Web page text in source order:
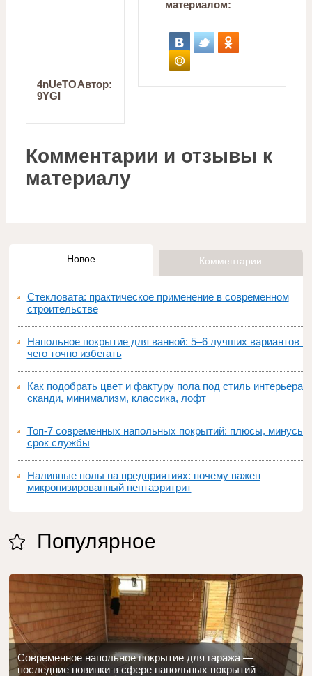
Автор:
4nUeTO
9YGI
материалом:
Комментарии и отзывы к
материалу
Новое Комментарии
Стекловата: практическое применение в современном
строительстве
Напольное покрытие для ванной: 5–6 лучших вариантов и
чего точно избегать
Как подобрать цвет и фактуру пола под стиль интерьера:
сканди, минимализм, классика, лофт
Топ‑7 современных напольных покрытий: плюсы, минусы,
срок службы
Наливные полы на предприятиях: почему важен
микронизированный пентаэритрит
Популярное
Современное напольное покрытие для гаража —
последние новинки в сфере напольных покрытий